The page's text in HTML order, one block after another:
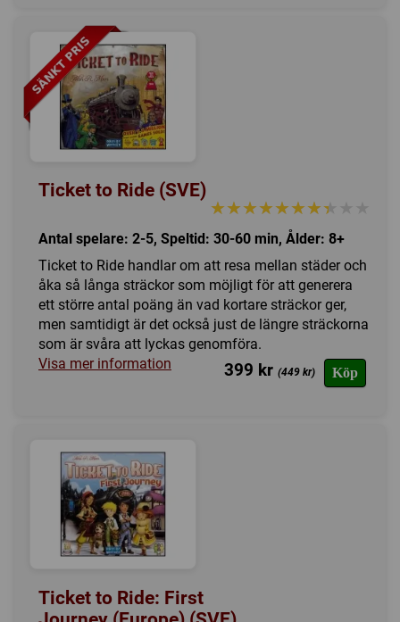
Ticket to Ride (SVE)
★★★★★★★★★★
★★★★★★★★★★
Antal spelare: 2-5, Speltid: 30-60 min, Ålder: 8+
Ticket to Ride handlar om att resa mellan städer och
åka så långa sträckor som möjligt för att generera
ett större antal poäng än vad kortare sträckor ger,
men samtidigt är det också just de längre sträckorna
som är svåra att lyckas genomföra.
Visa mer information
Köp
399 kr (449 kr)
Ticket to Ride: First